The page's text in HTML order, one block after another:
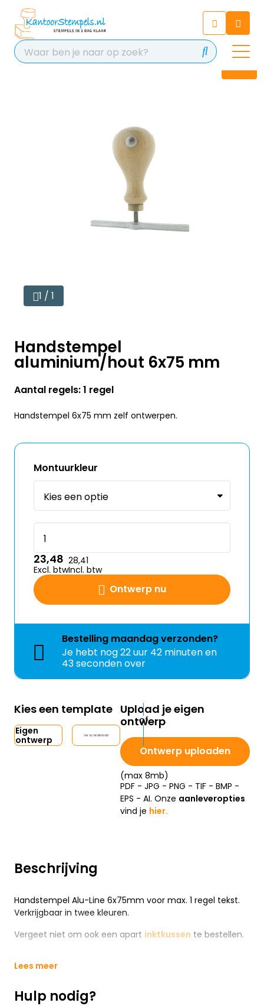
Chat 24/7 met onze chatbot
voor hulp
Contact
Beschrijving
Handstempel Alu-Line 6x75mm voor max. 1 regel tekst.
Verkrijgbaar in twee kleuren.
Vergeet niet om ook een apart inktkussen te bestellen.
Lees meer
Hulp nodig?
1 / 1
Handstempel
aluminium/hout 6x75 mm
Aantal regels: 1 regel
Handstempel 6x75 mm zelf ontwerpen.
Montuurkleur
Ontwerp nu
23,48
Excl. btw
28,41
Incl. btw
Bestelling maandagverzonden?
Je hebt nog22 uur 42 minuten en
43 seconden over
Kies een template
Eigen
ontwerp
Upload je eigen
ontwerp
Ontwerp uploaden
(max 8mb)
PDF - JPG - PNG - TIF - BMP -
EPS - AI. Onze aanleveropties
vind je hier.